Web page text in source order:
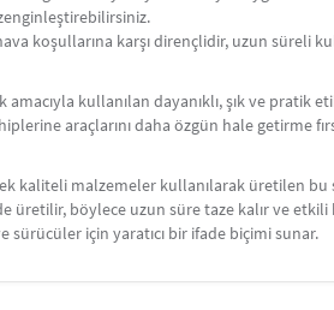
koşullarına karşı dirençlidir, uzun süreli
kullanılan dayanıklı, şık ve pratik
araçlarını daha özgün hale getirme
kaliteli malzemeler kullanılarak üretilen
üretilir, böylece uzun süre taze kalır ve
için yaratıcı bir ifade biçimi sunar.